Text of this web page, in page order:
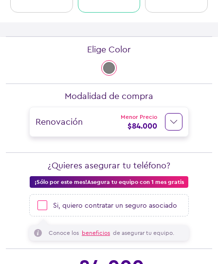
Elige Color
Modalidad de compra
Renovación Menor Precio
$84.000
¡Sólo por este mes!Asegura tu equipo con 1 mes gratis
¿Quieres asegurar tu teléfono?
Si, quiero contratar un seguro asociado
Conoce los beneficios de asegurar tu equipo.